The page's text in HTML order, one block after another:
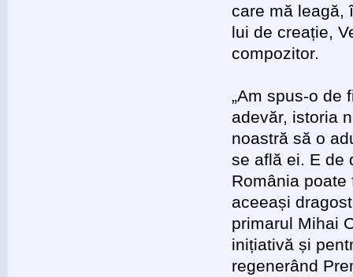
care mă leagă,
lui de creație,
compozitor.
„Am spus-o de
adevăr, istoria
noastră să o
se află ei. E de
România
aceeași
primarul Mihai
inițiativă și
regenerând